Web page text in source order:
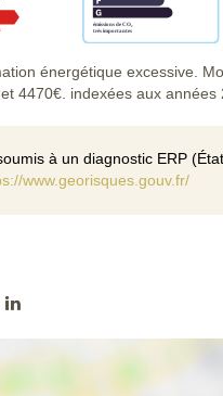
énergétique excessive.
4470€. indexées aux
à un diagnostic ERP
www.georisques.gouv.fr/